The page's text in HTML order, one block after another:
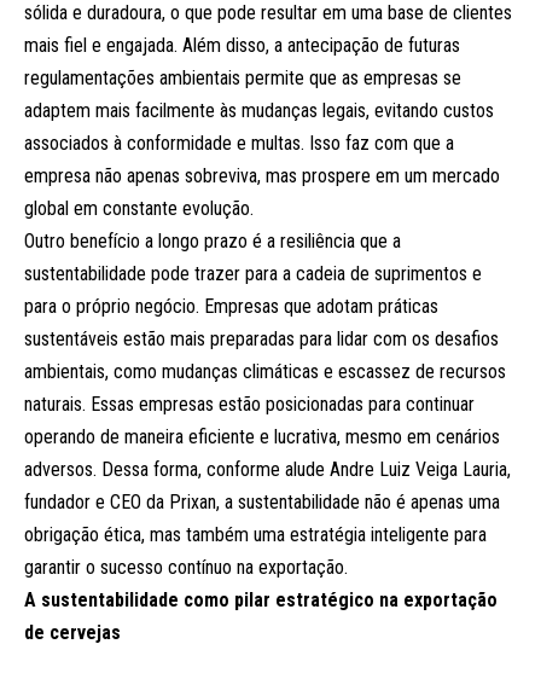
sólida e duradoura, o que pode resultar em uma base de clientes
mais fiel e engajada. Além disso, a antecipação de futuras
regulamentações ambientais permite que as empresas se
adaptem mais facilmente às mudanças legais, evitando custos
associados à conformidade e multas. Isso faz com que a
empresa não apenas sobreviva, mas prospere em um mercado
global em constante evolução.
Outro benefício a longo prazo é a resiliência que a
sustentabilidade pode trazer para a cadeia de suprimentos e
para o próprio negócio. Empresas que adotam práticas
sustentáveis estão mais preparadas para lidar com os desafios
ambientais, como mudanças climáticas e escassez de recursos
naturais. Essas empresas estão posicionadas para continuar
operando de maneira eficiente e lucrativa, mesmo em cenários
adversos. Dessa forma, conforme alude Andre Luiz Veiga Lauria,
fundador e CEO da Prixan, a sustentabilidade não é apenas uma
obrigação ética, mas também uma estratégia inteligente para
garantir o sucesso contínuo na exportação.
A sustentabilidade como pilar estratégico na exportação
de cervejas